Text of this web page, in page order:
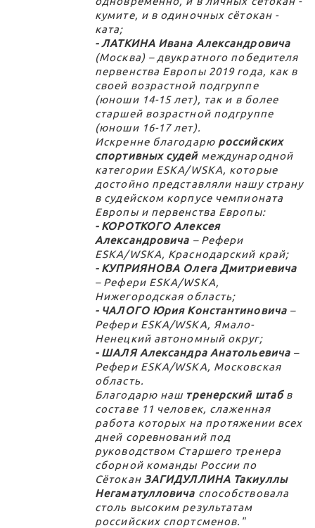
кумите, и в одиночных сётокан -
ката;
- ЛАТКИНА Ивана Александровича
(Москва) – двукратного победителя
первенства Европы 2019 года, как в
своей возрастной подгруппе
(юноши 14-15 лет), так и в более
старшей возрастной подгруппе
(юноши 16-17 лет).
Искренне благодарю российских
спортивных судеймеждународной
категории ESKA/WSKA, которые
достойно представляли нашу страну
в судейском корпусе чемпионата
Европы и первенства Европы:
- КОРОТКОГО Алексея
Александровича – Рефери
ESKA/WSKA, Краснодарский край;
- КУПРИЯНОВА Олега Дмитриевича
– Рефери ESKA/WSKA,
Нижегородская область;
- ЧАЛОГО Юрия Константиновича–
Рефери ESKA/WSKA, Ямало-
Ненецкий автономный округ;
- ШАЛЯ Александра Анатольевича –
Рефери ESKA/WSKA, Московская
область.
Благодарю наш тренерский штаб в
составе 11 человек, слаженная
работа которых на протяжении всех
дней соревнований под
руководством Старшего тренера
сборной команды России по
Сётокан ЗАГИДУЛЛИНА Такиуллы
Негаматулловича способствовала
столь высоким результатам
российских спортсменов."